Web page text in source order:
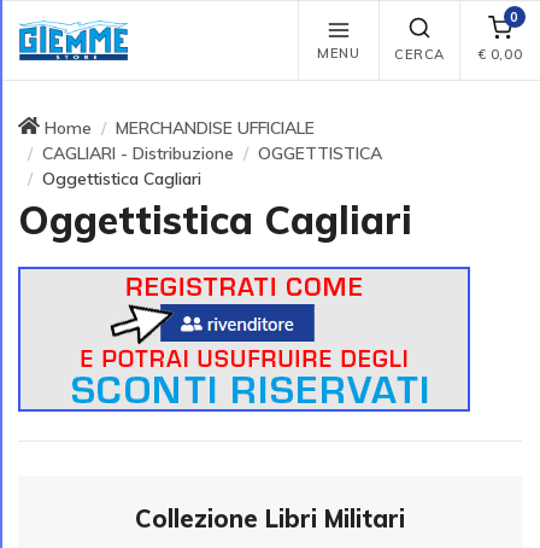
MENU CERCA
0
€ 0,00
Home
MERCHANDISE UFFICIALE
CAGLIARI - Distribuzione
OGGETTISTICA
Oggettistica Cagliari
Oggettistica Cagliari
Collezione Libri Militari